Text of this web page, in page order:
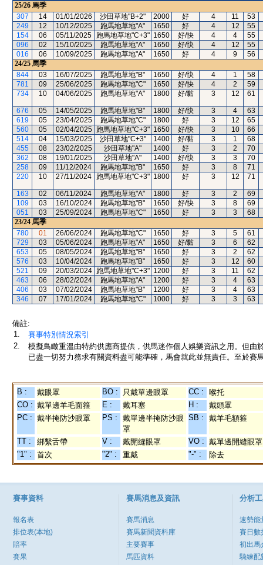
25/26 馬季
307
14 01/01/2026 沙田草地"B+2" 2000 好 4 11
53
249
12 10/12/2025 跑馬地草地"A" 1650 好 4 12
55
154
06 05/11/2025 跑馬地草地"C+3" 1650 好/快 4 4
55
096
02 15/10/2025 跑馬地草地"A" 1650 好/快 4 12
55
016
06 10/09/2025 跑馬地草地"A" 1650 好 4 9
56
24/25 馬季
844
03 16/07/2025 跑馬地草地"B" 1650 好/快 4 1
58
781
09 25/06/2025 跑馬地草地"C" 1650 好/快 4 2
59
734
10 04/06/2025 跑馬地草地"A" 1800 好/黏 3 12 61
676 05 14/05/2025 跑馬地草地"B" 1800 好/快 3 4
63
619
05 23/04/2025 跑馬地草地"C" 1800 好 3 12
65
560
05 02/04/2025 跑馬地草地"C+3" 1650 好/快 3 10
66
514
04 15/03/2025 沙田草地"C+3" 1400 好/黏 3 1
68
455
08 23/02/2025 沙田草地"A" 1400 好 3 2
70
362
08 19/01/2025 沙田草地"A" 1400 好/快 3 3
70
258
09 11/12/2024 跑馬地草地"B" 1650 好 3 8
71
220
10 27/11/2024 跑馬地草地"C+3" 1800 好 3 12 71
163 02 06/11/2024 跑馬地草地"A" 1800 好 3 2
69
109
03 16/10/2024 跑馬地草地"B" 1650 好/快 3 8
69
051
03 25/09/2024 跑馬地草地"C" 1650 好 3 3
68
23/24 馬季
780
01 26/06/2024 跑馬地草地"C" 1650 好 3 5
61
729
03 05/06/2024 跑馬地草地"A" 1650 好/黏 3 6
62
653
05 08/05/2024 跑馬地草地"B" 1650 好 3 2
62
576
03 10/04/2024 跑馬地草地"B" 1650 好 3 12
60
521
09 20/03/2024 跑馬地草地"C+3" 1200 好 3 11
62
463
06 28/02/2024 跑馬地草地"A" 1200 好 3 4
63
406
03 07/02/2024 跑馬地草地"B" 1200 好 3 4
63
346
07 17/01/2024 跑馬地草地"C" 1000 好 3 3 63
備註:
1.
賽事特別情況索引
2.
模擬鳥瞰重溫由特約供應商提供，供馬迷作個人娛樂資訊之用。但
已盡一切努力務求有關資料盡可能準確，馬會就此並無責任。至於賽
B : 戴眼罩 BO : 只戴單邊眼罩 CC :
喉托
CO : 戴單邊羊毛面箍 E : 戴耳塞 H :
戴頭罩
PC : 戴半掩防沙眼罩 PS :
戴單邊半掩防沙眼
罩
SB : 戴羊毛額箍
TT : 綁繫舌帶 V : 戴開縫眼罩 VO : 戴單邊開縫眼罩
"1" :
首次 "2" : 重戴 "-" : 除去
賽事資料
報名表
排位表(本地)
賠率
賽果
賽馬消息及資訊
賽馬消息
賽馬新聞資料庫
主要賽事
馬匹資料
分析
速勢能
賽日數
初出馬
騎練配